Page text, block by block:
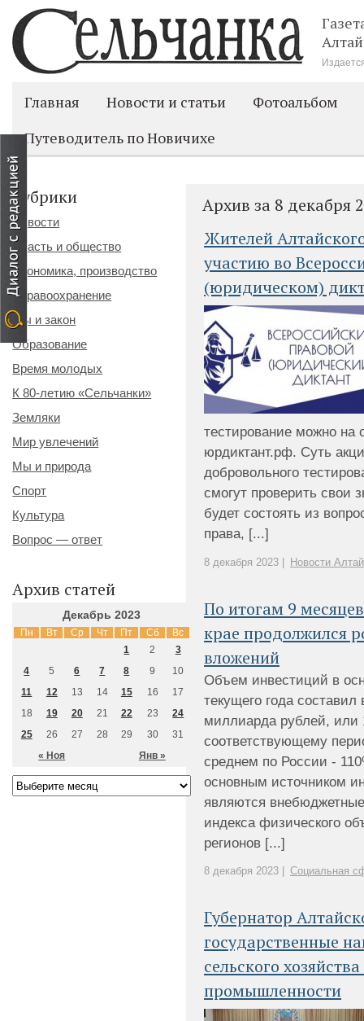
Главная Новости и статьи
Фотоальбом
Путеводитель по Новичихе
Архив за 8 декабря
Жителей
участию во
(юридическом)
тестирование можно
юрдиктант.рф. Суть
добровольного
смогут проверить свои
будет состоять из
права, [...]
8 декабря 2023 | Новости
По итогам 9
крае продолжился
вложений
Объем инвестиций в
текущего года
миллиарда рублей, или
соответствующему
среднем по России -
основным источником
являются
индекса физического
регионов [...]
8 декабря 2023 | Социальная
Губернатор
государственные
сельского
промышленности
Рубрики
Новости
Власть и общество
Экономика, производство
Здравоохранение
Мы и закон
Образование
Время молодых
К 80-летию «Сельчанки»
Земляки
Мир увлечений
Мы и природа
Спорт
Культура
Вопрос — ответ
Архив статей
Декабрь 2023
Пн Вт Ср Чт Пт Сб Вс
« Ноя Янв »
1 2
3
4
5 6 7 8 9
10
11
12 13 14 15 16
17
18
19 20 21 22 23
24
25
26 27 28 29 30 31